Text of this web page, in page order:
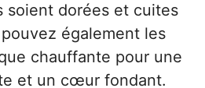
soient dorées et cuites
également les
chauffante pour une
et un cœur fondant.